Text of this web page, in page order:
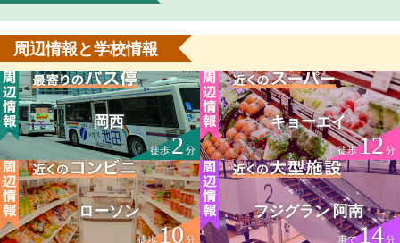
周辺情報と学校情報
岡西
徒歩2 分
キョーエイ
徒歩12分
ローソン
徒歩10分
フジグラン 阿南
車で14分